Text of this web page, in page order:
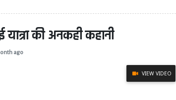
की अनकही कहानी
ago
VIEW VIDEO